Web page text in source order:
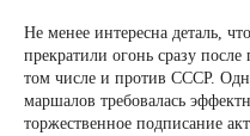
Не менее интересна деталь,
прекратили огонь сразу
том числе и против СССР.
маршалов требовалась
торжественное подписание